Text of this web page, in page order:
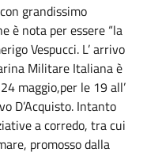
grandissimo
è nota per essere “la
Vespucci. L’ arrivo
Militare Italiana è
maggio,per le 19 all’
D’Acquisto. Intanto
a corredo, tra cui
promosso dalla